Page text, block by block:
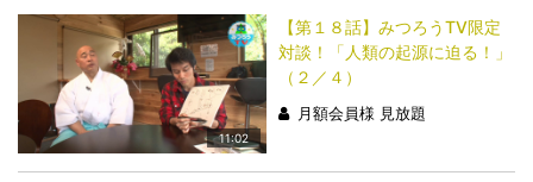
11:02
【第１８話】みつろうTV限定
対談！「人類の起源に迫る！」
（２／４）
月額会員様 見放題